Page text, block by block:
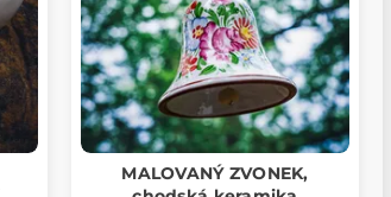
MALOVANÝ ZVONEK,